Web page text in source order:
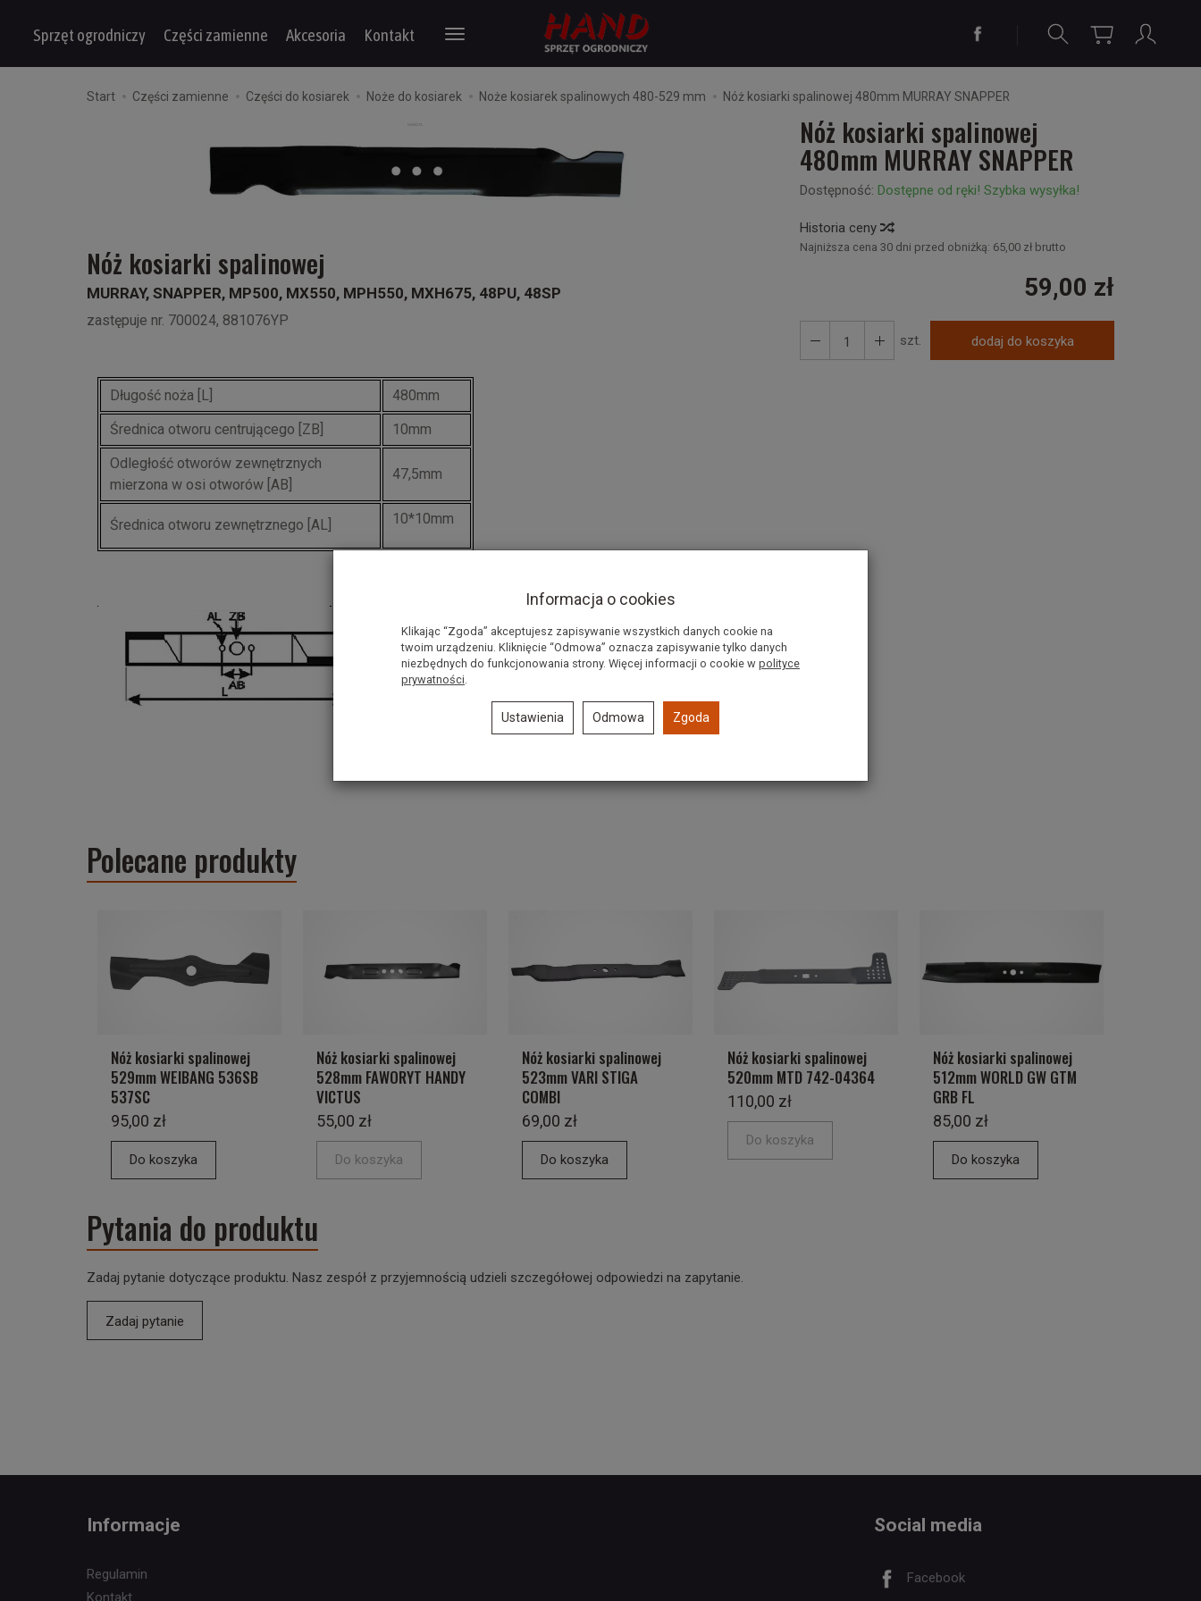
Sprzęt ogrodniczy Części zamienne Akcesoria Kontakt
Start Części zamienne Części do kosiarek Noże do kosiarek Noże kosiarek spalinowych 480-529 mm Nóż kosiarki spalinowej 480mm MURRAY SNAPPER
Nóż kosiarki spalinowej
480mm MURRAY SNAPPER
Dostępność: Dostępne od ręki! Szybka wysyłka!
Historia ceny
Najniższa cena 30 dni przed obniżką: 65,00 zł brutto
59,00 zł
szt. dodaj do koszyka
Nóż kosiarki spalinowej
MURRAY, SNAPPER, MP500, MX550, MPH550, MXH675, 48PU, 48SP
zastępuje nr. 700024, 881076YP
Długość noża [L]
480mm
Średnica otworu centrującego [ZB]
10mm
Odległość otworów zewnętrznych
mierzona w osi otworów [AB]
47,5mm
Średnica otworu zewnętrznego [AL] 10*10mm
Polecane produkty
Nóż kosiarki spalinowej
529mm WEIBANG 536SB
537SC
95,00 zł
Do koszyka
Nóż kosiarki spalinowej
528mm FAWORYT HANDY
VICTUS
55,00 zł
Do koszyka
Nóż kosiarki spalinowej
523mm VARI STIGA
COMBI
69,00 zł
Do koszyka
Nóż kosiarki spalinowej
520mm MTD 742-04364
110,00 zł
Do koszyka
Nóż kosiarki spalinowej
512mm WORLD GW GTM
GRB FL
85,00 zł
Do koszyka
Pytania do produktu
Zadaj pytanie dotyczące produktu. Nasz zespół z przyjemnością udzieli szczegółowej odpowiedzi na zapytanie.
Zadaj pytanie
Informacje
Regulamin
Kontakt
Social media
Facebook
Informacja o cookies
Klikając “Zgoda” akceptujesz zapisywanie wszystkich danych cookie na
twoim urządzeniu. Kliknięcie “Odmowa” oznacza zapisywanie tylko danych
niezbędnych do funkcjonowania strony. Więcej informacji o cookie w polityce
prywatności.
Ustawienia Odmowa Zgoda